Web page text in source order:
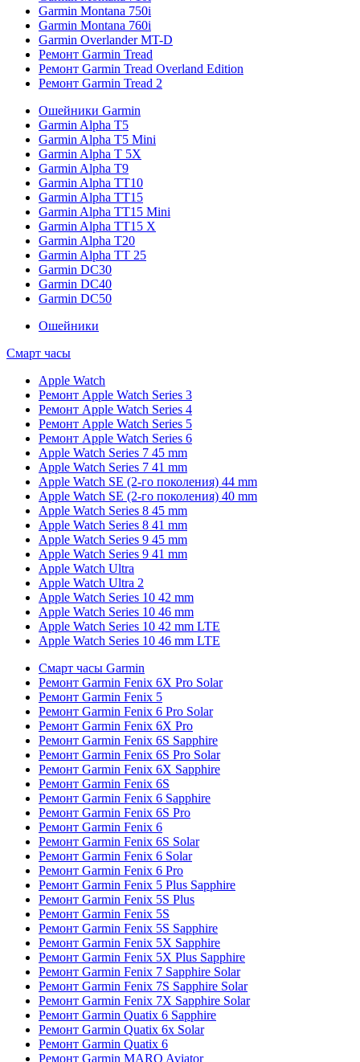
Garmin Montana 750i
Garmin Montana 760i
Garmin Overlander MT-D
Ремонт Garmin Tread
Ремонт Garmin Tread Overland Edition
Ремонт Garmin Tread 2
Ошейники Garmin
Garmin Alpha T5
Garmin Alpha T5 Mini
Garmin Alpha T 5X
Garmin Alpha T9
Garmin Alpha TT10
Garmin Alpha TT15
Garmin Alpha TT15 Mini
Garmin Alpha TT15 X
Garmin Alpha T20
Garmin Alpha TT 25
Garmin DC30
Garmin DC40
Garmin DC50
Ошейники
Смарт часы
Apple Watch
Ремонт Apple Watch Series 3
Ремонт Apple Watch Series 4
Ремонт Apple Watch Series 5
Ремонт Apple Watch Series 6
Apple Watch Series 7 45 mm
Apple Watch Series 7 41 mm
Apple Watch SE (2-го поколения) 44 mm
Apple Watch SE (2-го поколения) 40 mm
Apple Watch Series 8 45 mm
Apple Watch Series 8 41 mm
Apple Watch Series 9 45 mm
Apple Watch Series 9 41 mm
Apple Watch Ultra
Apple Watch Ultra 2
Apple Watch Series 10 42 mm
Apple Watch Series 10 46 mm
Apple Watch Series 10 42 mm LTE
Apple Watch Series 10 46 mm LTE
Смарт часы Garmin
Ремонт Garmin Fenix 6X Pro Solar
Ремонт Garmin Fenix 5
Ремонт Garmin Fenix 6 Pro Solar
Ремонт Garmin Fenix 6X Pro
Ремонт Garmin Fenix 6S Sapphire
Ремонт Garmin Fenix 6S Pro Solar
Ремонт Garmin Fenix 6X Sapphire
Ремонт Garmin Fenix 6S
Ремонт Garmin Fenix 6 Sapphire
Ремонт Garmin Fenix 6S Pro
Ремонт Garmin Fenix 6
Ремонт Garmin Fenix 6S Solar
Ремонт Garmin Fenix 6 Solar
Ремонт Garmin Fenix 6 Pro
Ремонт Garmin Fenix 5 Plus Sapphire
Ремонт Garmin Fenix 5S Plus
Ремонт Garmin Fenix 5S
Ремонт Garmin Fenix 5S Sapphire
Ремонт Garmin Fenix 5X Sapphire
Ремонт Garmin Fenix 5X Plus Sapphire
Ремонт Garmin Fenix 7 Sapphire Solar
Ремонт Garmin Fenix 7S Sapphire Solar
Ремонт Garmin Fenix 7X Sapphire Solar
Ремонт Garmin Quatix 6 Sapphire
Ремонт Garmin Quatix 6x Solar
Ремонт Garmin Quatix 6
Ремонт Garmin MARQ Aviator